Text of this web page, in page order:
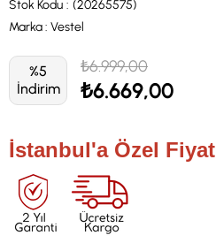
Stok Kodu
(20265575)
Marka: Vestel
%5
İndirim
₺6.999,00
₺6.669,00
İstanbul'a Özel Fiyat